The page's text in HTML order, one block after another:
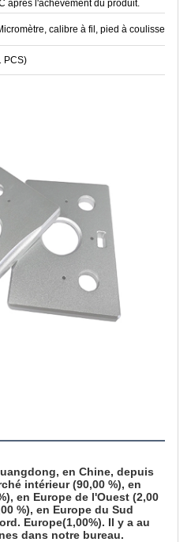
après l'achèvement du produit.
calibre à fil, pied à coulisse,
PCS)
en Chine, depuis
intérieur (90,00 %), en
en Europe de l'Ouest (2,00
%), en Europe du Sud
Europe(1,00%). Il y a au
dans notre bureau.